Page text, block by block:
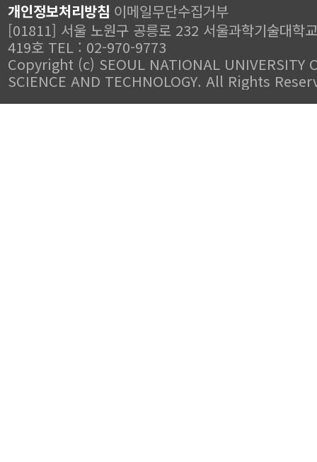
개인정보처리방침 이메일무단수집거부
[01811] 서울 노원구 공릉로 232 서울과학기술대학
419호 TEL : 02-970-9773
Copyright (c) SEOUL NATIONAL UNIVERSITY
SCIENCE AND TECHNOLOGY. All Rights